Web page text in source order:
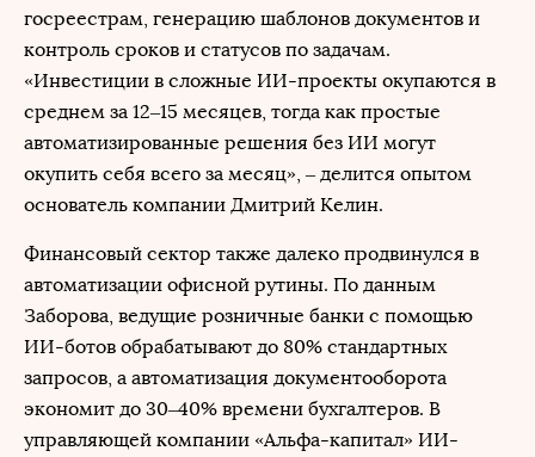
госреестрам, генерацию шаблонов документов и
контроль сроков и статусов по задачам.
«Инвестиции в сложные ИИ-проекты окупаются в
среднем за 12–15 месяцев, тогда как простые
автоматизированные решения без ИИ могут
окупить себя всего за месяц», – делится опытом
основатель компании Дмитрий Келин.
Финансовый сектор также далеко продвинулся в
автоматизации офисной рутины. По данным
Заборова, ведущие розничные банки с помощью
ИИ-ботов обрабатывают до 80% стандартных
запросов, а автоматизация документооборота
экономит до 30–40% времени бухгалтеров. В
управляющей компании «Альфа-капитал» ИИ-